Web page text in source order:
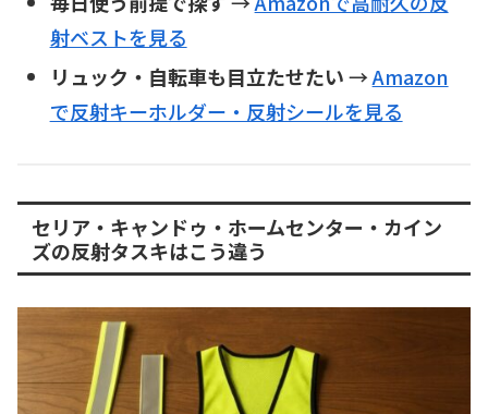
射ベストを見る
リュック・自転車も目立たせたい→Amazon
で反射キーホルダー・反射シールを見る
セリア・キャンドゥ・ホームセンター・カイン
ズの反射タスキはこう違う